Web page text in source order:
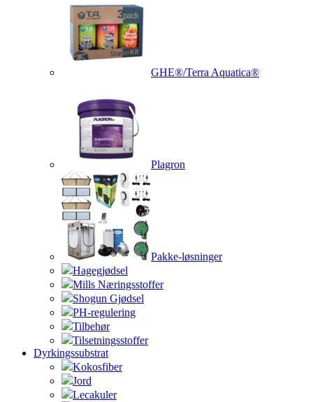
GHE®/Terra Aquatica®
Plagron
Pakke-løsninger
Hagegjødsel
Mills Næringsstoffer
Shogun Gjødsel
PH-regulering
Tilbehør
Tilsetningsstoffer
Dyrkingssubstrat
Kokosfiber
Jord
Lecakuler